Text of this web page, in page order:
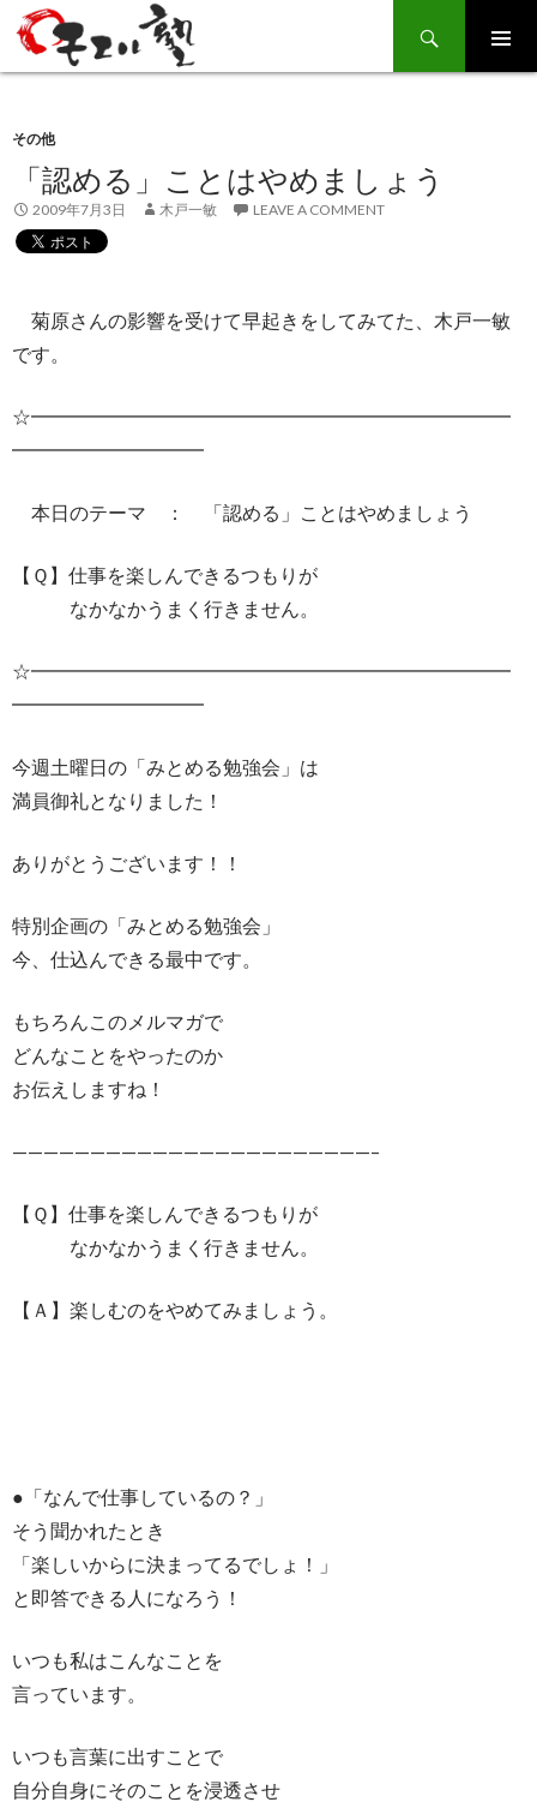
Search
SKIP
TO
その他
「認める」ことはやめましょう
2009年7月3日 木戸一敏 LEAVE A COMMENT
菊原さんの影響を受けて早起きをしてみてた、木戸一敏
です。
☆━━━━━━━━━━━━━━━━━━━━━━━━━
━━━━━━━━━━
本日のテーマ ： 「認める」ことはやめましょう
【Ｑ】仕事を楽しんできるつもりが
なかなかうまく行きません。
☆━━━━━━━━━━━━━━━━━━━━━━━━━
━━━━━━━━━━
今週土曜日の「みとめる勉強会」は
満員御礼となりました！
ありがとうございます！！
特別企画の「みとめる勉強会」
今、仕込んできる最中です。
もちろんこのメルマガで
どんなことをやったのか
お伝えしますね！
———————————————————————–
【Ｑ】仕事を楽しんできるつもりが
なかなかうまく行きません。
【Ａ】楽しむのをやめてみましょう。
●「なんで仕事しているの？」
そう聞かれたとき
「楽しいからに決まってるでしょ！」
と即答できる人になろう！
いつも私はこんなことを
言っています。
いつも言葉に出すことで
自分自身にそのことを浸透させ